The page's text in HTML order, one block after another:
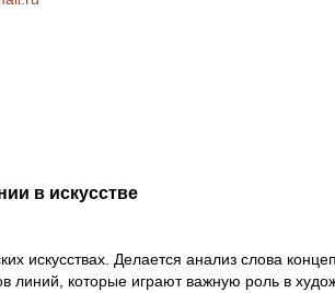
в искусстве
искусствах. Делается анализ слова
линий, которые играют важную роль в